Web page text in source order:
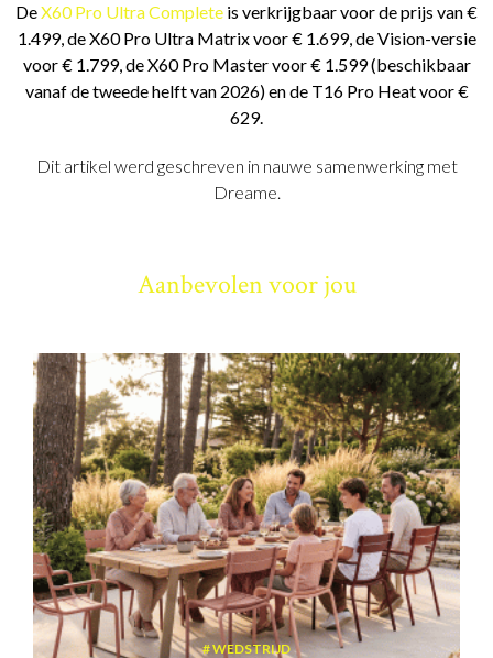
DeX60 Pro Ultra Complete is verkrijgbaar voor de prijs van €
1.499, de X60 Pro Ultra Matrix voor € 1.699, de Vision-versie
voor € 1.799, de X60 Pro Master voor € 1.599 (beschikbaar
vanaf de tweede helft van 2026) en de T16 Pro Heat voor €
629.
Dit artikel werd geschreven in nauwe samenwerking met
Dreame.
Aanbevolen voor jou
WEDSTRIJD